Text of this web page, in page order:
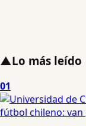
▲Lo más leído
01